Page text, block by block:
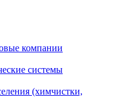
компании
системы
(химчистки,